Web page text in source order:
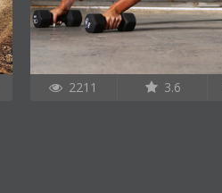
2211 3.6